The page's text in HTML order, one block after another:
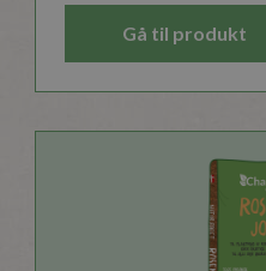
Gå til produkt